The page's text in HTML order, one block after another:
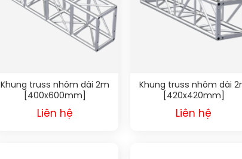
Khung truss nhôm dài 2m
[400x600mm]
Liên hệ
Khung truss nhôm dài
[420x420mm]
Liên hệ